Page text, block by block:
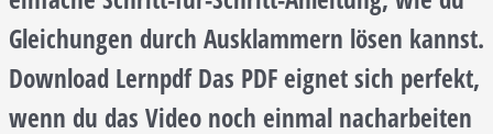
Gleichungen durch Ausklammern lösen kannst.
Download Lernpdf Das PDF eignet sich perfekt,
wenn du das Video noch einmal nacharbeiten